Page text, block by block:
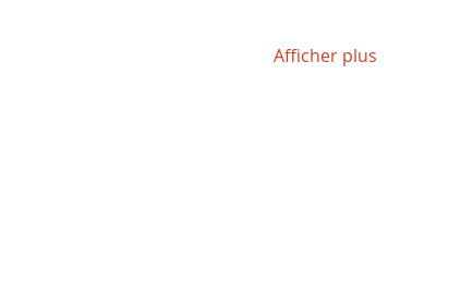
Afficher plus